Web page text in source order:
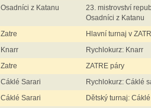
Osadníci z Katanu
23. mistrovství
Osadníci z Katanu
Zatre Hlavní turnaj v
Knarr Rychlokurz: Knarr
Zatre ZATRE páry
Cáklé Sarari Rychlokurz: Cáklé
Cáklé Sarari Dětský turnaj: